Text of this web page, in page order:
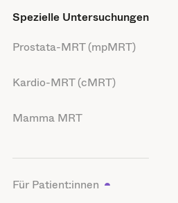
Spezielle Untersuchungen
Prostata-MRT (mpMRT)
Kardio-MRT (cMRT)
Mamma MRT
Für Patient:innen